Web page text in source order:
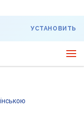
УСТАНОВИТЬ